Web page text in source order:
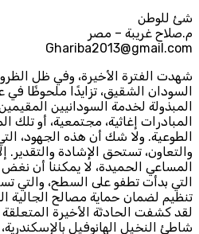
شئ للوطن
م.صلاح غريبة – مصر
Ghariba2013@gmail.com
شهدت الفترة الأخيرة، وفي ظل
السودان الشقيق، تزايدًا ملحوظًا في
المبذولة لخدمة السودانيين
المبادرات إغاثية، مجتمعية، أو تلك
الطوعية. ولا شك أن هذه الجهود،
والتعاون، تستحق الإشادة والتقدير.
المساعي الحميدة، لا يمكننا أن
التي بدأت تطفو على السطح، والتي
تنظيم لضمان حماية مصالح الجالية
لقد كشفت الحادثة الأخيرة
شاطئ النخيل الهانوفيل